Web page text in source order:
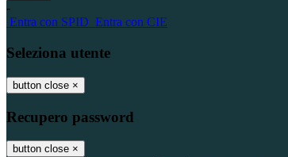
-
Entra con SPID Entra con CIE
Seleziona utente
button close ×
Recupero password
button close ×